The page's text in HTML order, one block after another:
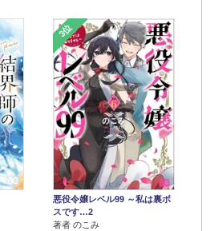
3位
悪役令嬢レベル99 ～私は裏ボ
スです…2
著者 のこみ